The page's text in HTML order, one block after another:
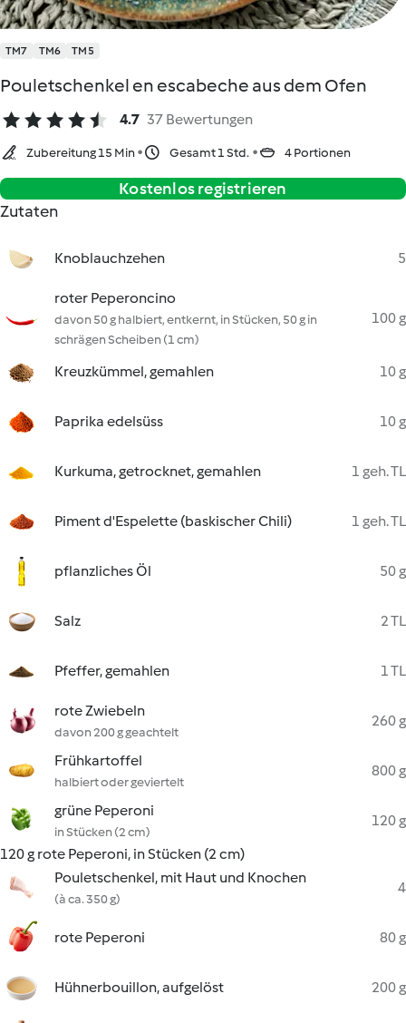
TM7 TM6 TM5
Pouletschenkel en escabeche aus dem Ofen
4.7 37 Bewertungen
Zubereitung 15 Min Gesamt 1 Std. 4 Portionen
Kostenlos registrieren
Zutaten
Knoblauchzehen 5
roter Peperoncino
davon 50 g halbiert, entkernt, in Stücken, 50 g in
schrägen Scheiben (1 cm)
100 g
Kreuzkümmel, gemahlen 10 g
Paprika edelsüss 10 g
Kurkuma, getrocknet, gemahlen 1 geh. TL
Piment d'Espelette (baskischer Chili) 1 geh. TL
pflanzliches Öl 50 g
Salz 2 TL
Pfeffer, gemahlen 1 TL
rote Zwiebeln
davon 200 g geachtelt
260 g
Frühkartoffel
halbiert oder geviertelt
800 g
grüne Peperoni
in Stücken (2 cm)
120 g
120 g rote Peperoni, in Stücken (2 cm)
Pouletschenkel, mit Haut und Knochen
(à ca. 350 g)
4
rote Peperoni 80 g
Hühnerbouillon, aufgelöst 200 g